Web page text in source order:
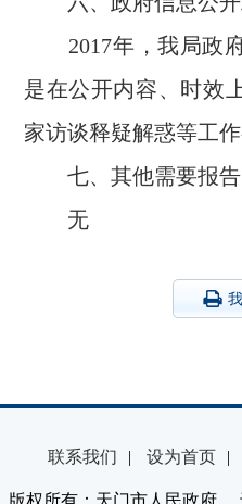
2017年，我局政府
是在公开内容、时效
家访谈释疑解惑等工
七、其他需要报告
无
联系我们 | 设为首页 |
版权所有：天门市人民政府